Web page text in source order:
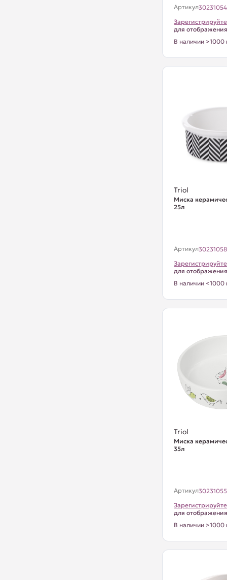
Артикул30231054
для
В наличии >1000
Triol
Миска
25л
Артикул30231058
для
В наличии <1000
Triol
Миска
35л
Артикул30231055
для
В наличии >1000